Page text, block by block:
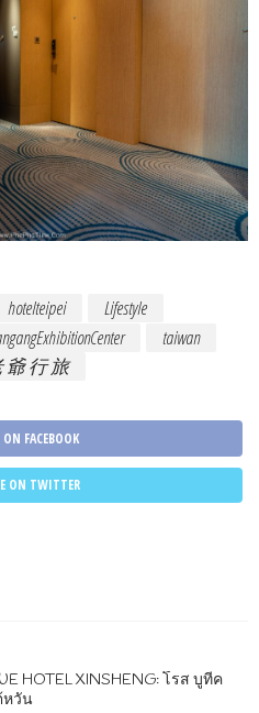
hotelteipei
Lifestyle
taiwan
爺 行 旅
ON FACEBOOK
ON TWITTER
HOTEL XINSHENG: โรส บูทีค
หวัน